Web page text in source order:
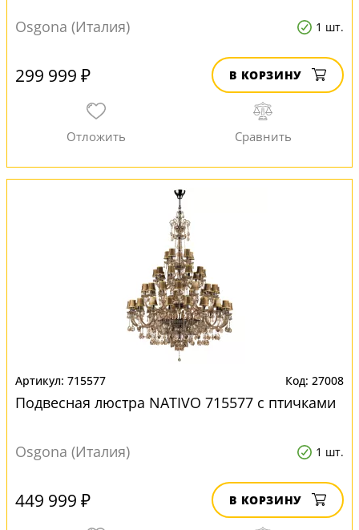
Osgona (Италия) 1 шт.
299 999 ₽ В КОРЗИНУ
715577 27008
Подвесная люстра NATIVO 715577 с птичками
Osgona (Италия) 1 шт.
449 999 ₽ В КОРЗИНУ